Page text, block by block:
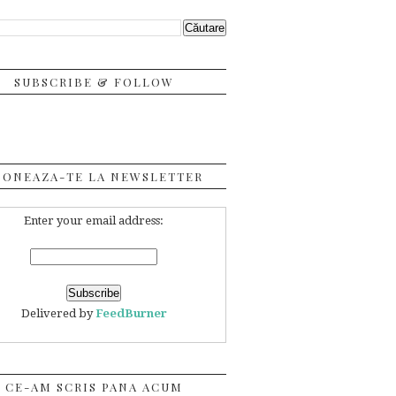
SUBSCRIBE & FOLLOW
TE LA NEWSLETTER
Enter your email address:
Delivered byFeedBurner
CE-AM SCRIS PANA ACUM